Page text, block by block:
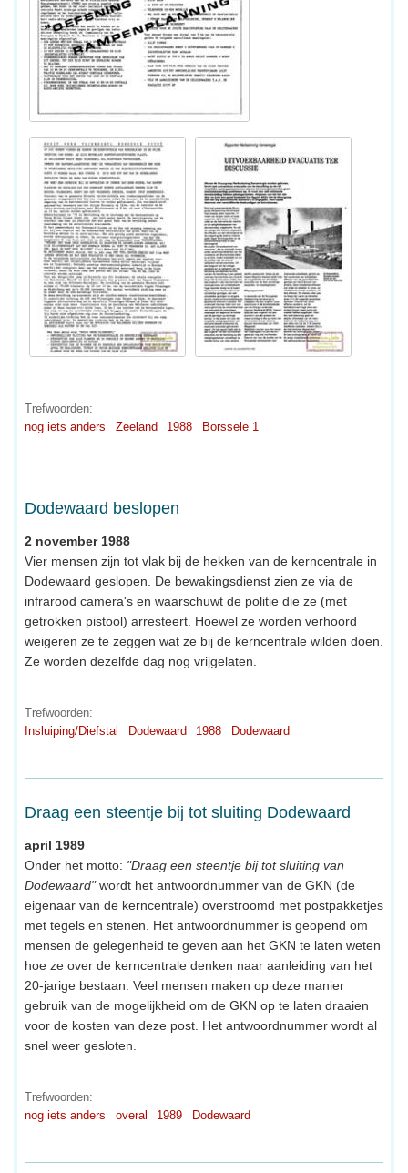
Trefwoorden:
nog iets anders
Zeeland 1988 Borssele 1
Dodewaard beslopen
2 november 1988
Vier mensen zijn tot vlak bij de hekken van de kerncentrale in
Dodewaard geslopen. De bewakingsdienst zien ze via de
infrarood camera's en waarschuwt de politie die ze (met
getrokken pistool) arresteert. Hoewel ze worden verhoord
weigeren ze te zeggen wat ze bij de kerncentrale wilden doen.
Ze worden dezelfde dag nog vrijgelaten.
Trefwoorden:
Insluiping/Diefstal
Dodewaard 1988 Dodewaard
Draag een steentje bij tot sluiting Dodewaard
april 1989
Onder het motto: "Draag een steentje bij tot sluiting van
Dodewaard"wordt het antwoordnummer van de GKN (de
eigenaar van de kerncentrale) overstroomd met postpakketjes
met tegels en stenen. Het antwoordnummer is geopend om
mensen de gelegenheid te geven aan het GKN te laten weten
hoe ze over de kerncentrale denken naar aanleiding van het
20-jarige bestaan. Veel mensen maken op deze manier
gebruik van de mogelijkheid om de GKN op te laten draaien
voor de kosten van deze post. Het antwoordnummer wordt al
snel weer gesloten.
Trefwoorden:
nog iets anders
overal 1989 Dodewaard